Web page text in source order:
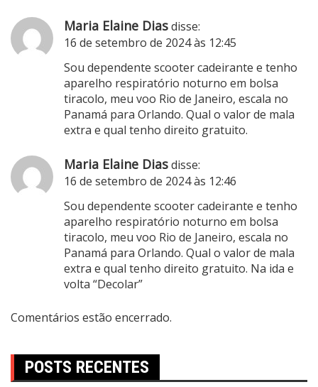
Maria Elaine Diasdisse:
16 de setembro de 2024 às 12:45
Sou dependente scooter cadeirante e tenho
aparelho respiratório noturno em bolsa
tiracolo, meu voo Rio de Janeiro, escala no
Panamá para Orlando. Qual o valor de mala
extra e qual tenho direito gratuito.
Maria Elaine Diasdisse:
16 de setembro de 2024 às 12:46
Sou dependente scooter cadeirante e tenho
aparelho respiratório noturno em bolsa
tiracolo, meu voo Rio de Janeiro, escala no
Panamá para Orlando. Qual o valor de mala
extra e qual tenho direito gratuito. Na ida e
volta “Decolar”
Comentários estão encerrado.
POSTS RECENTES